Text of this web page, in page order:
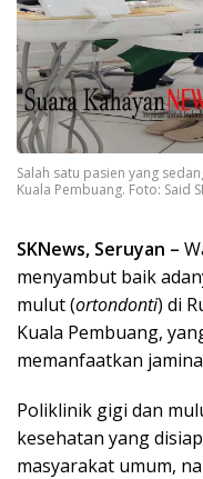
Salah satu pasien yang
Kuala Pembuang. Foto: Said
SKNews, Seruyan –
menyambut baik
mulut (ortondonti) di
Kuala Pembuang,
memanfaatkan
Poliklinik gigi dan
kesehatan yang
masyarakat umum,